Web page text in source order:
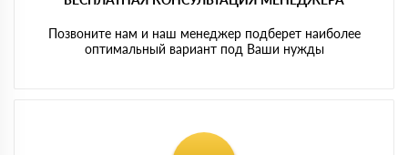
Позвоните нам и наш менеджер подберет наиболее
оптимальный вариант под Ваши нужды